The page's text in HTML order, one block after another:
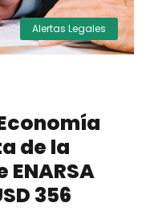
Alertas Legales
de la
356